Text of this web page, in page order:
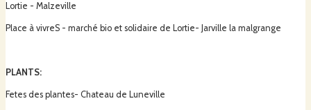
Lortie - Malzeville
Place à vivreS - marché bio et solidaire de Lortie- Jarville la malgrange
PLANTS:
Fetes des plantes- Chateau de Luneville